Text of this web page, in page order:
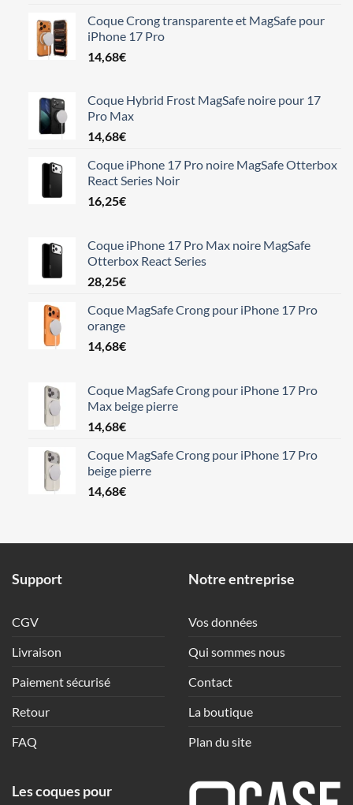
Coque Crong transparente et MagSafe pour
iPhone 17 Pro
14,68€
Coque Hybrid Frost MagSafe noire pour 17
Pro Max
14,68€
Coque iPhone 17 Pro noire MagSafe Otterbox
React Series Noir
16,25€
Coque iPhone 17 Pro Max noire MagSafe
Otterbox React Series
28,25€
Coque MagSafe Crong pour iPhone 17 Pro
orange
14,68€
Coque MagSafe Crong pour iPhone 17 Pro
Max beige pierre
14,68€
Coque MagSafe Crong pour iPhone 17 Pro
beige pierre
14,68€
Support
CGV
Livraison
Paiement sécurisé
Retour
FAQ
Notre entreprise
Vos données
Qui sommes nous
Contact
La boutique
Plan du site
Les coques pour